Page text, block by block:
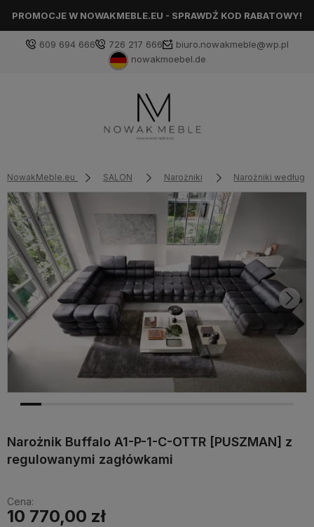
PROMOCJE W NOWAKMEBLE.EU - SPRAWDŹ KOD RABATOWY!
609 694 666 726 217 666
biuro.nowakmeble@wp.pl
nowakmoebel.de
NowakMeble.eu SALON Narożniki Narożniki według
Narożnik Buffalo A1-P-1-C-OTTR [PUSZMAN] z
regulowanymi zagłówkami
Cena:
10 770,00 zł